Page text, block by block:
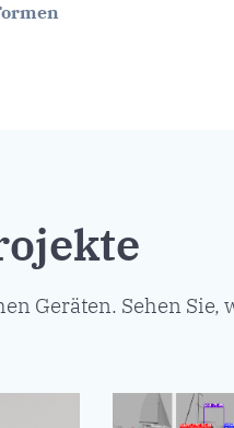
Geräten. Sehen Sie,